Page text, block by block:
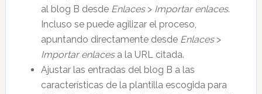
al blog B desde Enlaces> Importar enlaces.
Incluso se puede agilizar el proceso,
apuntando directamente desde Enlaces>
Importar enlacesa la URL citada.
Ajustar las entradas del blog B a las
características de la plantilla escogida para